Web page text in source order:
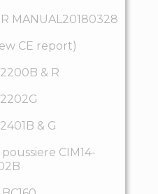
MANUAL20180328
CE report)
& R
& G
CIM14-